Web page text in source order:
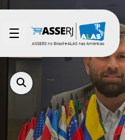
Saltar al contenido principal